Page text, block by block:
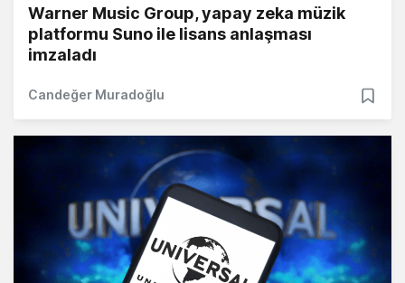
Warner Music Group, yapay zeka müzik
platformu Suno ile lisans anlaşması
imzaladı
Candeğer Muradoğlu